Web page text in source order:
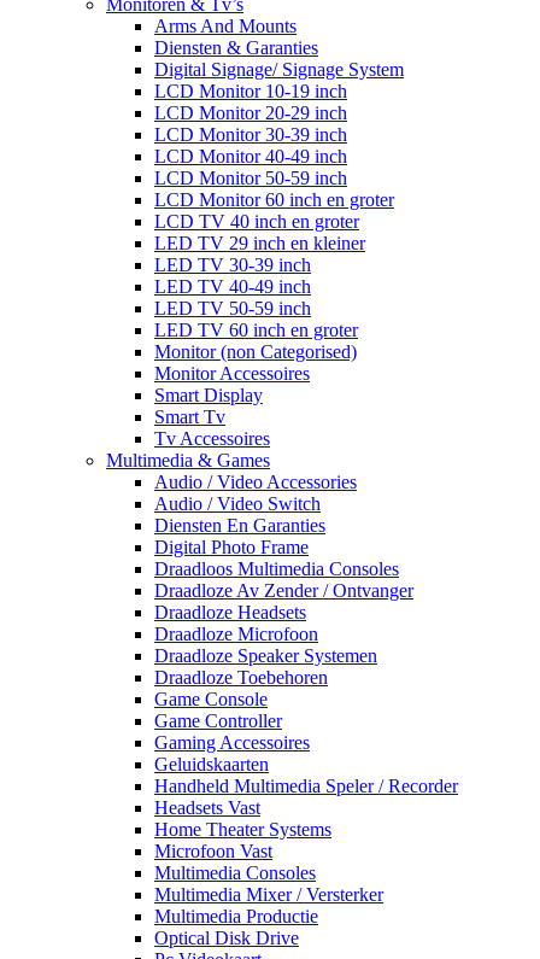
Arms And Mounts
Diensten & Garanties
Digital Signage/ Signage System
LCD Monitor 10-19 inch
LCD Monitor 20-29 inch
LCD Monitor 30-39 inch
LCD Monitor 40-49 inch
LCD Monitor 50-59 inch
LCD Monitor 60 inch en groter
LCD TV 40 inch en groter
LED TV 29 inch en kleiner
LED TV 30-39 inch
LED TV 40-49 inch
LED TV 50-59 inch
LED TV 60 inch en groter
Monitor (non Categorised)
Monitor Accessoires
Smart Display
Smart Tv
Tv Accessoires
Multimedia & Games
Audio / Video Accessories
Audio / Video Switch
Diensten En Garanties
Digital Photo Frame
Draadloos Multimedia Consoles
Draadloze Av Zender / Ontvanger
Draadloze Headsets
Draadloze Microfoon
Draadloze Speaker Systemen
Draadloze Toebehoren
Game Console
Game Controller
Gaming Accessoires
Geluidskaarten
Handheld Multimedia Speler / Recorder
Headsets Vast
Home Theater Systems
Microfoon Vast
Multimedia Consoles
Multimedia Mixer / Versterker
Multimedia Productie
Optical Disk Drive